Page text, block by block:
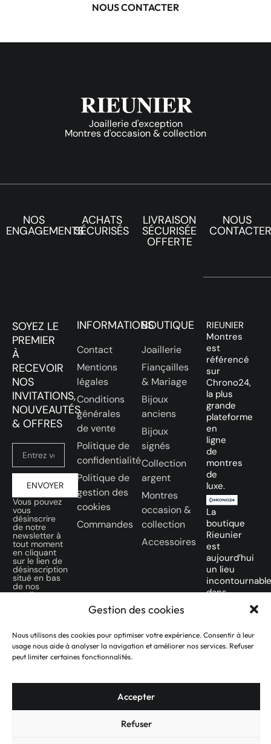
Gestion des cookies
Nous utilisons des cookies pour optimiser votre expérience. Consentir à leur
usage nous aide à analyser la navigation et améliorer nos services. Refuser
peut limiter certaines fonctionnalités.
Accepter
Refuser
NOUS CONTACTER
Joaillerie d'exception
Montres d'occasion & collection
NOS
ENGAGEMENTS
ACHATS
SÉCURISÉS
LIVRAISON
SÉCURISÉE
OFFERTE
NOUS
CONTACTER
SOYEZ LE
PREMIER
À
RECEVOIR
NOS
INVITATIONS,
NOUVEAUTÉS
& OFFRES
ENVOYER
Vous pouvez
vous
désinscrire
de notre
newsletter à
tout moment
en cliquant
sur le lien de
désinscription
situé en bas
de nos
emails.
NOS
RÉSEAUX
SOCIAUX
INFORMATIONS
Contact
Mentions
légales
Conditions
générales
de vente
Politique de
confidentialité
Politique de
gestion des
cookies
Commandes
BOUTIQUE
Joaillerie
Fiançailles
& Mariage
Bijoux
anciens
Bijoux
signés
Collection
argent
Montres
occasion &
collection
Accessoires
RIEUNIER
Montres
est
référencé
sur
Chrono24,
la plus
grande
plateforme
en
ligne
de
montres
de
luxe.
La
boutique
Rieunier
est
aujourd’hui
un lieu
incontournable
dans
amateurs
de